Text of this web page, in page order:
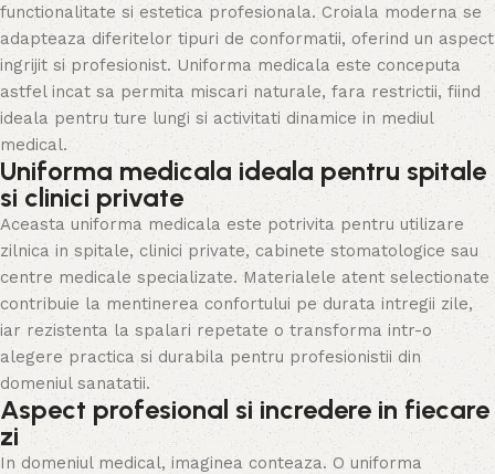
functionalitate si estetica profesionala. Croiala moderna se
adapteaza diferitelor tipuri de conformatii, oferind un aspect
ingrijit si profesionist. Uniforma medicala este conceputa
astfel incat sa permita miscari naturale, fara restrictii, fiind
ideala pentru ture lungi si activitati dinamice in mediul
medical.
Uniforma medicala ideala pentru spitale
si clinici private
Aceasta uniforma medicala este potrivita pentru utilizare
zilnica in spitale, clinici private, cabinete stomatologice sau
centre medicale specializate. Materialele atent selectionate
contribuie la mentinerea confortului pe durata intregii zile,
iar rezistenta la spalari repetate o transforma intr-o
alegere practica si durabila pentru profesionistii din
domeniul sanatatii.
Aspect profesional si incredere in fiecare
zi
In domeniul medical, imaginea conteaza. O uniforma